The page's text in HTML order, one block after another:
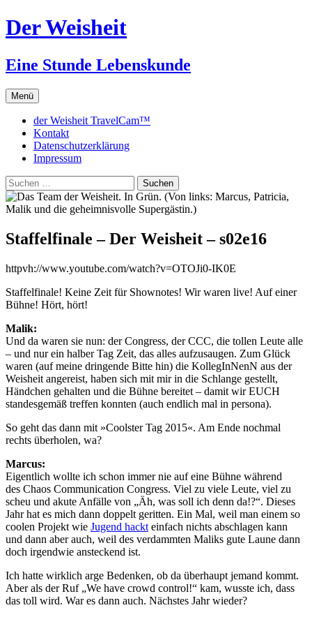
Zum
Inhalt
Der Weisheit
Eine Stunde Lebenskunde
Menü
der Weisheit TravelCam™
Kontakt
Datenschutzerklärung
Impressum
Suchen
nach:
Staffelfinale – Der Weisheit – s02e16
httpvh://www.youtube.com/watch?v=OTOJi0-IK0E
Staffelfinale! Keine Zeit für Shownotes! Wir waren live! Auf einer
Bühne! Hört, hört!
Malik:
Und da waren sie nun: der Congress, der CCC, die tollen Leute alle
– und nur ein halber Tag Zeit, das alles aufzusaugen. Zum Glück
waren (auf meine dringende Bitte hin) die KollegInNenN aus der
Weisheit angereist, haben sich mit mir in die Schlange gestellt,
Händchen gehalten und die Bühne bereitet – damit wir EUCH
standesgemäß treffen konnten (auch endlich mal in persona).
So geht das dann mit »Coolster Tag 2015«. Am Ende nochmal
rechts überholen, wa?
Marcus:
Eigentlich wollte ich schon immer nie auf eine Bühne während
des Chaos Communication Congress. Viel zu viele Leute, viel zu
scheu und akute Anfälle von „Äh, was soll ich denn da!?“. Dieses
Jahr hat es mich dann doppelt geritten. Ein Mal, weil man einem so
coolen Projekt wie Jugend hackt einfach nichts abschlagen kann
und dann aber auch, weil des verdammten Maliks gute Laune dann
doch irgendwie ansteckend ist.
Ich hatte wirklich arge Bedenken, ob da überhaupt jemand kommt.
Aber als der Ruf „We have crowd control!“ kam, wusste ich, dass
das toll wird. War es dann auch. Nächstes Jahr wieder?